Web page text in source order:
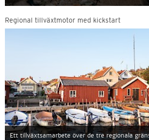
Regional tillväxtmotor med kickstart
Ett tillväxtsamarbete över de tre regionala